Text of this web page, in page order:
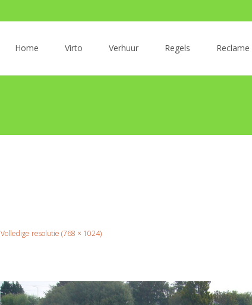
naar
inhoud
Home Virto Verhuur Regels Reclame
Volledige resolutie (768 × 1024)